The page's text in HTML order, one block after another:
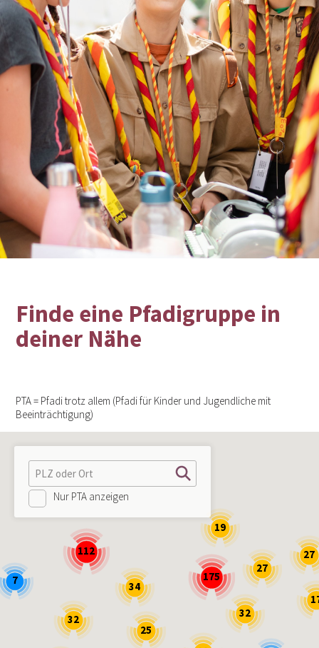
Finde eine Pfadigruppe in
deiner Nähe
PTA = Pfadi trotz allem (Pfadi für Kinder und Jugendliche mit
Beeinträchtigung)
Nur PTA anzeigen
19
175
27
27
25
32
32
112
34
7